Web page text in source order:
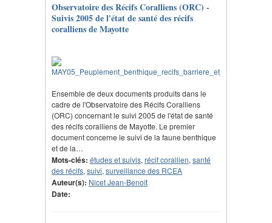
Observatoire des Récifs Coralliens (ORC) -
Suivis 2005 de l'état de santé des récifs
coralliens de Mayotte
Ensemble de deux documents produits dans le
cadre de l'Observatoire des Récifs Coralliens
(ORC) concernant le suivi 2005 de l'état de santé
des récifs coralliens de Mayotte. Le premier
document concerne le suivi de la faune benthique
et de la…
Mots-clés: études et suivis,récif corallien,santé
des récifs,suivi,surveillance des RCEA
Auteur(s): Nicet Jean-Benoît
Date: